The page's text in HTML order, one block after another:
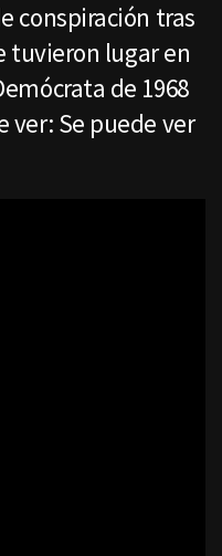
conspiración tras
tuvieron lugar en
de 1968
ver: Se puede ver